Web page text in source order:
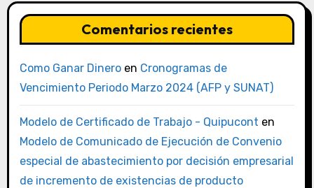
Comentarios recientes
Como Ganar Dineroen Cronogramas de
Vencimiento Periodo Marzo 2024 (AFP y SUNAT)
Modelo de Certificado de Trabajo - Quipucont en
Modelo de Comunicado de Ejecución de Convenio
especial de abastecimiento por decisión empresarial
de incremento de existencias de producto